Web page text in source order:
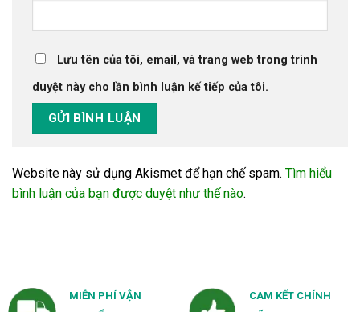
Lưu tên của tôi, email, và trang web trong trình
duyệt này cho lần bình luận kế tiếp của tôi.
Website này sử dụng Akismet để hạn chế spam. Tìm hiểu
bình luận của bạn được duyệt như thế nào.
MIỄN PHÍ VẬN
CAM KẾT CHÍNH